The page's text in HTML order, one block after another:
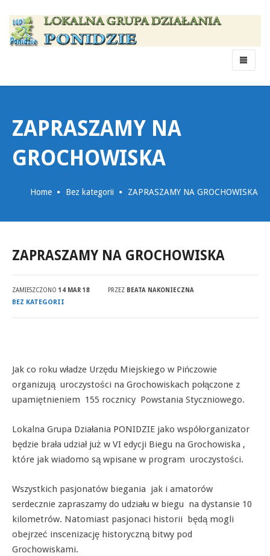
Menu
ZAPRASZAMY NA
GROCHOWISKA
Home Bez kategorii ZAPRASZAMY NA GROCHOWISKA
ZAPRASZAMY NA GROCHOWISKA
ZAMIESZCZONO 14 MAR 18 PRZEZ BEATA NAKONIECZNA
BEZ KATEGORII
Jak co roku władze Urzędu Miejskiego w Pińczowie
organizują uroczystości na Grochowiskach połączone z
upamiętnieniem 155 rocznicy Powstania Styczniowego.
Lokalna Grupa Działania PONIDZIE jako współorganizator
będzie brała udział już w VI edycji Biegu na Grochowiska ,
które jak wiadomo są wpisane w program uroczystości.
Wszystkich pasjonatów biegania jak i amatorów
serdecznie zapraszamy do udziału w biegu na dystansie 10
kilometrów. Natomiast pasjonaci historii będą mogli
obejrzeć inscenizację historyczną bitwy pod
Grochowiskami.